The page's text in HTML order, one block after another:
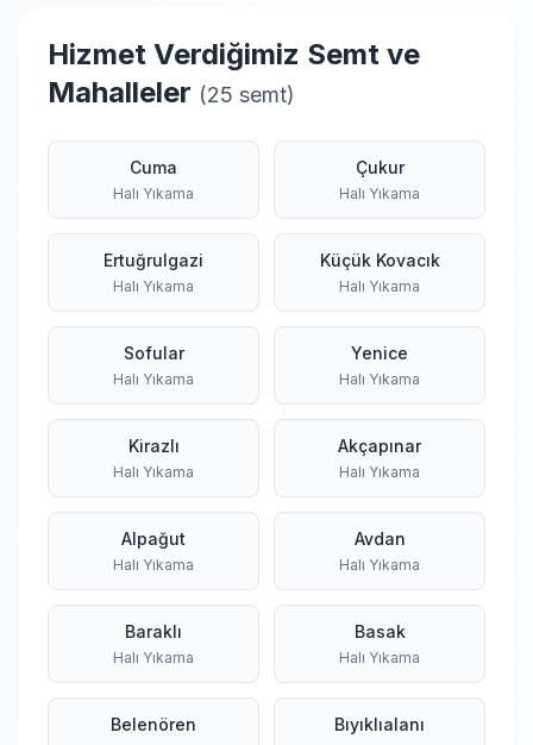
Hizmet Verdiğimiz Semt ve
Mahalleler (25 semt)
Cuma
Halı Yıkama
Çukur
Halı Yıkama
Ertuğrulgazi
Halı Yıkama
Küçük Kovacık
Halı Yıkama
Sofular
Halı Yıkama
Yenice
Halı Yıkama
Kirazlı
Halı Yıkama
Akçapınar
Halı Yıkama
Alpağut
Halı Yıkama
Avdan
Halı Yıkama
Baraklı
Halı Yıkama
Basak
Halı Yıkama
Belenören Bıyıklıalanı